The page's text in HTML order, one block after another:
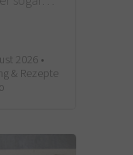
2026 •
& Rezepte